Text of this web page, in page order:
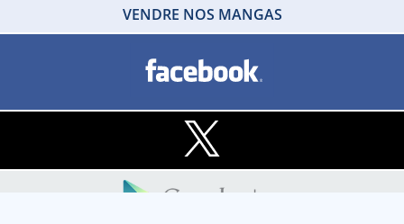
VENDRE NOS MANGAS